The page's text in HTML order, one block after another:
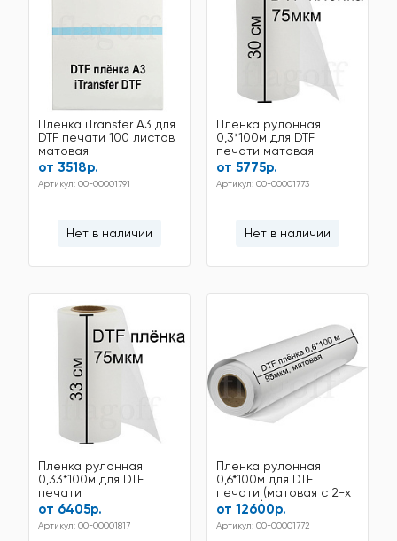
Пленка iTransfer A3 для
DTF печати 100 листов
матовая
от 3518р.
Артикул: 00-00001791
Нет в наличии
Пленка рулонная
0,3*100м для DTF
печати матовая
от 5775р.
Артикул: 00-00001773
Нет в наличии
Пленка рулонная
0,33*100м для DTF
печати
от 6405р.
Артикул: 00-00001817
Пленка рулонная
0,6*100м для DTF
печати (матовая с 2-х
сторон)
от 12600р.
Артикул: 00-00001772